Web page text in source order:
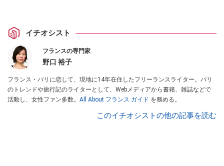
イチオシスト
フランスの専門家
野口 裕子
フランス・パリに恋して、現地に14年在住したフリーランスライター。パリ
のトレンドや旅行記のライターとして、Webメディアから書籍、雑誌などで
活動し、女性ファン多数。 All About フランス ガイド を務める。
このイチオシストの他の記事を読む